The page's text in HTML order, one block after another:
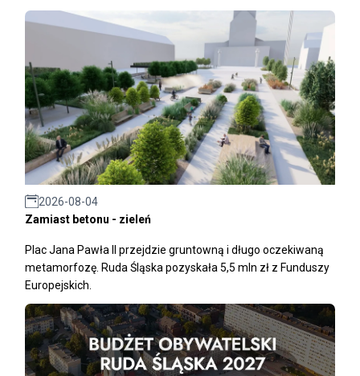
2026-08-04
Zamiast betonu - zieleń
Plac Jana Pawła II przejdzie gruntowną i długo oczekiwaną
metamorfozę. Ruda Śląska pozyskała 5,5 mln zł z Funduszy
Europejskich.